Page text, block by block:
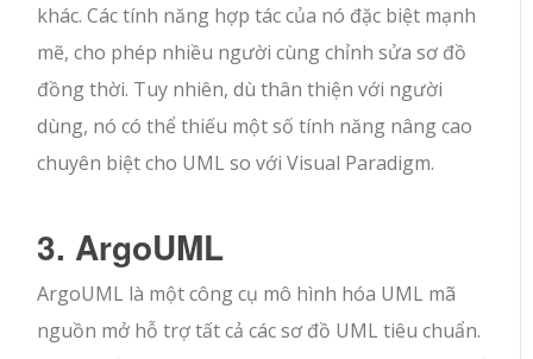
khác. Các tính năng hợp tác của nó đặc biệt mạnh
mẽ, cho phép nhiều người cùng chỉnh sửa sơ đồ
đồng thời. Tuy nhiên, dù thân thiện với người
dùng, nó có thể thiếu một số tính năng nâng cao
chuyên biệt cho UML so với Visual Paradigm.
3. ArgoUML
ArgoUML là một công cụ mô hình hóa UML mã
nguồn mở hỗ trợ tất cả các sơ đồ UML tiêu chuẩn.